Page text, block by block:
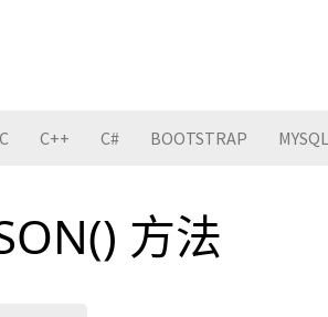
C C++ C# BOOTSTRAP MYSQL
方法